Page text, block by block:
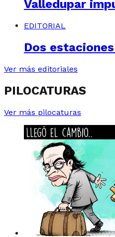
Valledupar
EDITORIAL
Dos
Ver más editoriales
PILOCATURAS
Ver más pilocaturas